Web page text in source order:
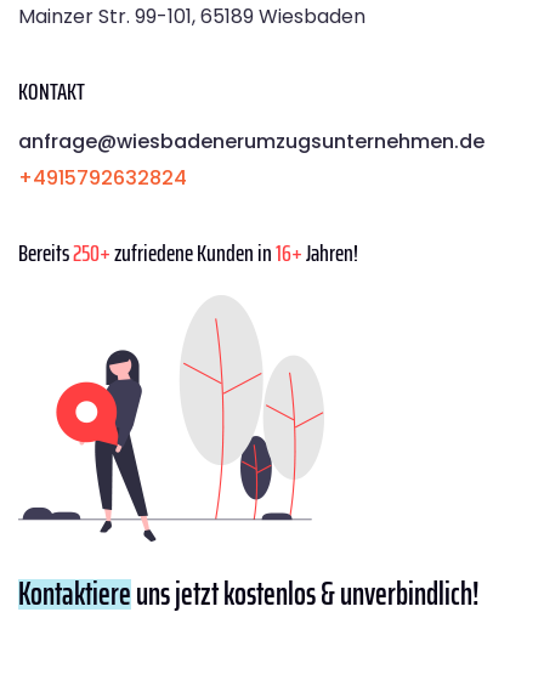
Mainzer Str. 99-101, 65189 Wiesbaden
KONTAKT
anfrage@wiesbadenerumzugsunternehmen.de
+4915792632824
Bereits250+zufriedene Kunden in16+Jahren!
Kontaktiereuns jetzt kostenlos & unverbindlich!